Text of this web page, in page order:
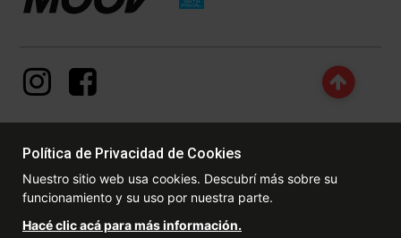
DERECHOS RESERVADOS. Las fotos contenidas en este site, el
logotipo y las marcas son propiedad de www.dexter.com.ar y/o de
sus respectivos titulares. Está prohibida la reproducción total o
Política de Privacidad de Cookies
Nuestro sitio web usa cookies. Descubrí más sobre su
funcionamiento y su uso por nuestra parte.
Hacé clic acá para más información.